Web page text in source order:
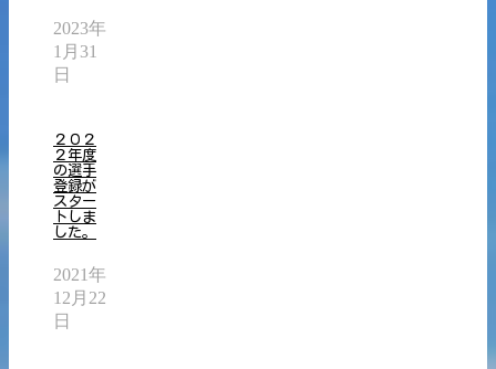
2023年
1月31
日
２０２
２年度
の選手
登録が
スター
トしま
した。
2021年
12月22
日